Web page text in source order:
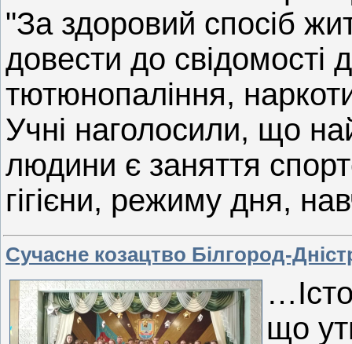
"За здоровий спосіб
довести до свідомості
тютюнопаління,
Учні наголосили, що
людини є заняття
гігієни, режиму дня,
Сучасне козацтво Білгород-
що